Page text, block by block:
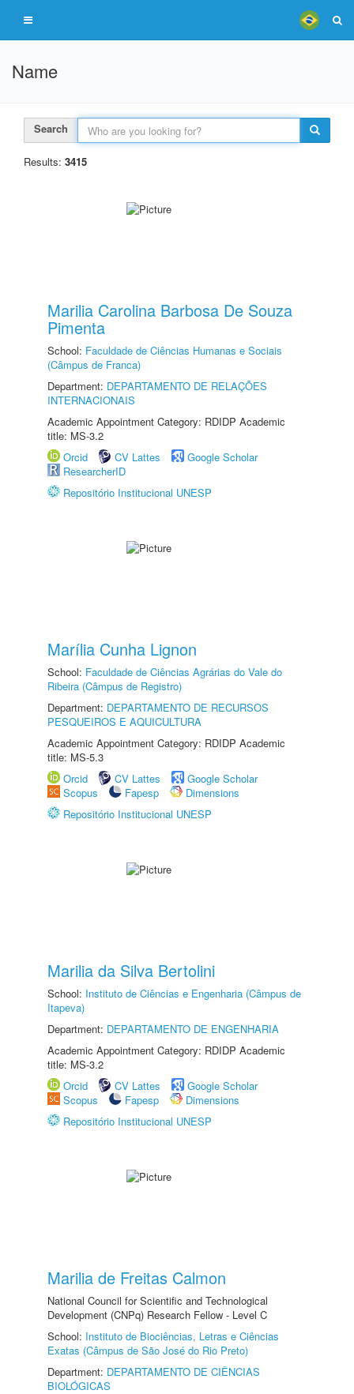
Name
Search
Results: 3415
Marilia Carolina Barbosa De Souza
Pimenta
School: Faculdade de Ciências Humanas e Sociais
(Câmpus de Franca)
Department: DEPARTAMENTO DE RELAÇÕES
INTERNACIONAIS
Academic Appointment Category: RDIDP Academic
title: MS-3.2
Orcid
CV Lattes
Google Scholar
ResearcherID
Repositório Institucional UNESP
Marília Cunha Lignon
School: Faculdade de Ciências Agrárias do Vale do
Ribeira (Câmpus de Registro)
Department: DEPARTAMENTO DE RECURSOS
PESQUEIROS E AQUICULTURA
Academic Appointment Category: RDIDP Academic
title: MS-5.3
Orcid
CV Lattes
Google Scholar
Scopus
Fapesp
Dimensions
Repositório Institucional UNESP
Marilia da Silva Bertolini
School: Instituto de Ciências e Engenharia (Câmpus de
Itapeva)
Department: DEPARTAMENTO DE ENGENHARIA
Academic Appointment Category: RDIDP Academic
title: MS-3.2
Orcid
CV Lattes
Google Scholar
Scopus
Fapesp
Dimensions
Repositório Institucional UNESP
Marilia de Freitas Calmon
National Council for Scientific and Technological
Development (CNPq) Research Fellow - Level C
School: Instituto de Biociências, Letras e Ciências
Exatas (Câmpus de São José do Rio Preto)
Department: DEPARTAMENTO DE CIÊNCIAS
BIOLÓGICAS